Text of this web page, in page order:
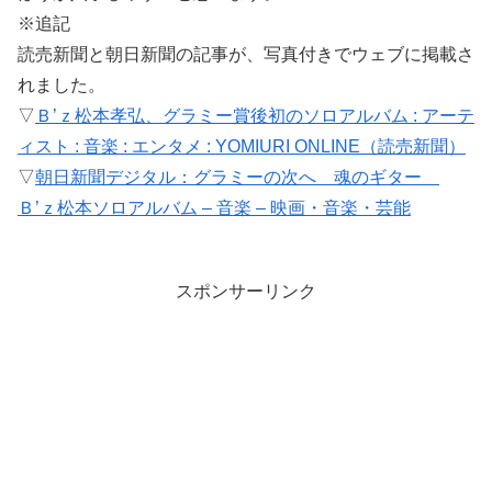
※追記
読売新聞と朝日新聞の記事が、写真付きでウェブに掲載さ
れました。
▽ Ｂ’ｚ松本孝弘、グラミー賞後初のソロアルバム : アーテ
ィスト : 音楽 : エンタメ : YOMIURI ONLINE（読売新聞）
▽朝日新聞デジタル：グラミーの次へ 魂のギター
Ｂ’ｚ松本ソロアルバム – 音楽 – 映画・音楽・芸能
スポンサーリンク